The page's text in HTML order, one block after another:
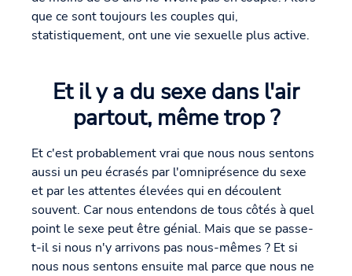
que ce sont toujours les couples qui,
statistiquement, ont une vie sexuelle plus active.
Et il y a du sexe dans l'air
partout, même trop ?
Et c'est probablement vrai que nous nous sentons
aussi un peu écrasés par l'omniprésence du sexe
et par les attentes élevées qui en découlent
souvent. Car nous entendons de tous côtés à quel
point le sexe peut être génial. Mais que se passe-
t-il si nous n'y arrivons pas nous-mêmes ? Et si
nous nous sentons ensuite mal parce que nous ne